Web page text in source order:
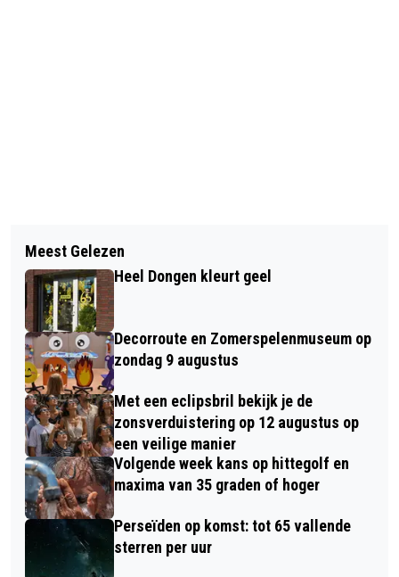
VANAF WOENSDAG CODE ORANJE
DOOR EXTREME HITTE
NIEUWE EDITIE ARTLAB: HET
KUNSTPODIUM EN CAMBREUR
COLLEGE ZETTEN SUCCESVOLLE
SAMENWERKING VOORT
Meest Gelezen
Heel Dongen kleurt geel
Decorroute en Zomerspelenmuseum op
zondag 9 augustus
Met een eclipsbril bekijk je de
zonsverduistering op 12 augustus op
een veilige manier
Volgende week kans op hittegolf en
maxima van 35 graden of hoger
Perseïden op komst: tot 65 vallende
sterren per uur